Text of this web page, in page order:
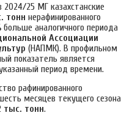
25 МГ казахстанские
тонн нерафинированного
больше аналогичного периода
Ассоциации
(НАПМК). В профильном
показатель является
период времени.
рафинированного
месяцев текущего сезона
тыс. тонн.